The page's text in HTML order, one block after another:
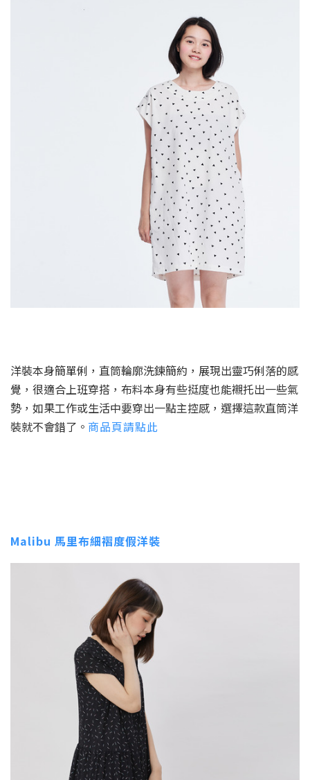
洋裝本身簡單俐，直筒輪廓洗鍊簡約，展現出靈巧俐落的感
覺，很適合上班穿搭，布料本身有些挺度也能襯托出一些氣
勢，如果工作或生活中要穿出一點主控感，選擇這款直筒洋
裝就不會錯了。 商品頁請點此
Malibu 馬里布細褶度假洋裝